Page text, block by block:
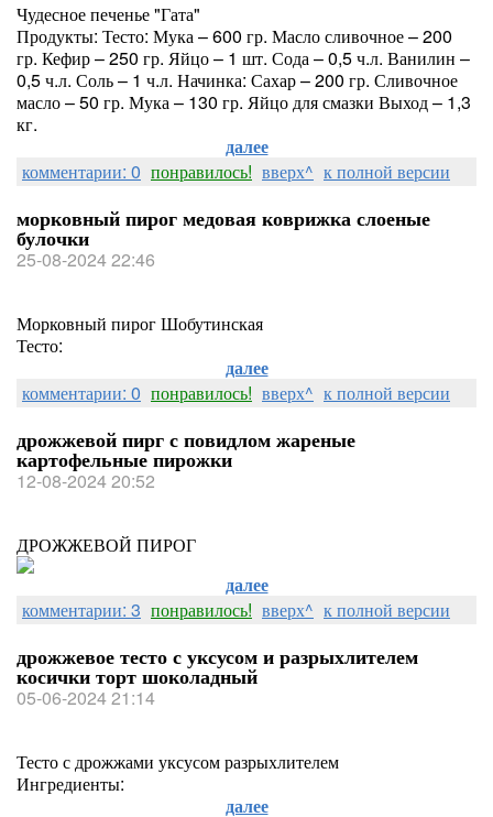
Чудесное печенье "Гата"
Продукты: Тесто: Мука – 600 гр. Масло сливочное – 200
гр. Кефир – 250 гр. Яйцо – 1 шт. Сода – 0,5 ч.л. Ванилин –
0,5 ч.л. Соль – 1 ч.л. Начинка: Сахар – 200 гр. Сливочное
масло – 50 гр. Мука – 130 гр. Яйцо для смазки Выход – 1,3
кг.
далее
комментарии: 0 понравилось! вверх^ к полной версии
морковный пирог медовая коврижка слоеные
булочки
25-08-2024 22:46
Морковный пирог Шобутинская
Тесто:
далее
комментарии: 0 понравилось! вверх^ к полной версии
дрожжевой пирг с повидлом жареные
картофельные пирожки
12-08-2024 20:52
ДРОЖЖЕВОЙ ПИРОГ
далее
комментарии: 3 понравилось! вверх^ к полной версии
дрожжевое тесто с уксусом и разрыхлителем
косички торт шоколадный
05-06-2024 21:14
Тесто с дрожжами уксусом разрыхлителем
Ингредиенты:
далее